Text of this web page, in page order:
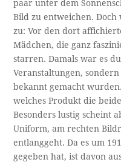
paar unter dem
Bild zu entweichen.
zu: Vor den dort
Mädchen, die ganz
starren. Damals war es
Veranstaltungen,
bekannt gemacht
welches Produkt die
Besonders lustig scheint
Uniform, am rechten
entlanggeht. Da es um
gegeben hat, ist davon